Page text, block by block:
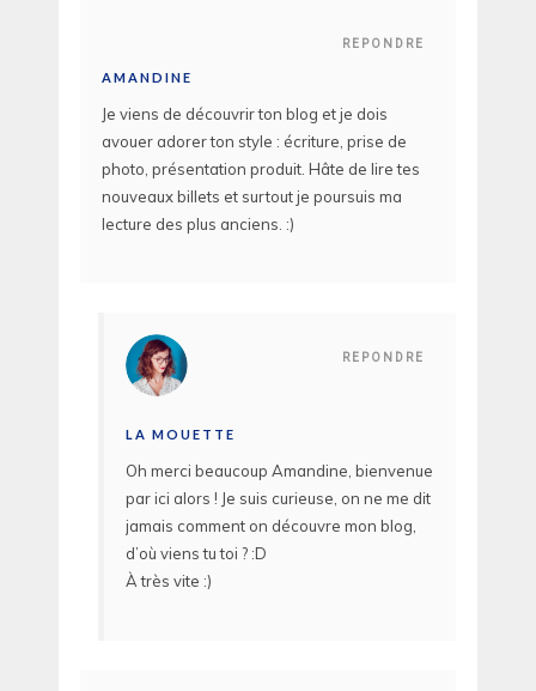
REPONDRE
AMANDINE
Je viens de découvrir ton blog et je dois
avouer adorer ton style : écriture, prise de
photo, présentation produit. Hâte de lire tes
nouveaux billets et surtout je poursuis ma
lecture des plus anciens. :)
REPONDRE
LA MOUETTE
Oh merci beaucoup Amandine, bienvenue
par ici alors ! Je suis curieuse, on ne me dit
jamais comment on découvre mon blog,
d’où viens tu toi ? :D
À très vite :)